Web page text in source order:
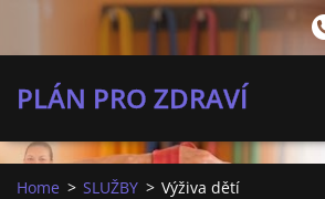
PLÁN PRO ZDRAVÍ
Home > SLUŽBY > Výživa dětí